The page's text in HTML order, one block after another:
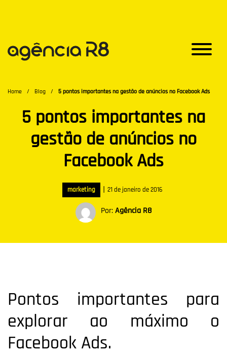
Home / Blog / 5 pontos importantes na gestão de anúncios no Facebook Ads
5 pontos importantes na
gestão de anúncios no
Facebook Ads
marketing | 21 de janeiro de 2016
Por:Agência R8
Pontos importantes para
explorar ao máximo o
Facebook Ads.